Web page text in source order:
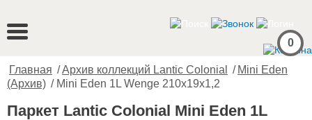
0
Главная /Архив коллекций Lantic Colonial / Mini Eden
(Архив) / Mini Eden 1L Wenge 210x19x1,2
Паркет Lantic Colonial Mini Eden 1L